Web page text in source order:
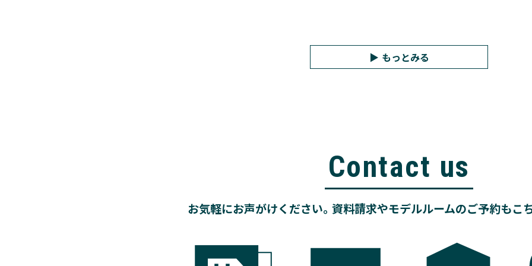
もっとみる
Contact us
お気軽にお声がけください。資料請求やモデルルームのご予約もこ